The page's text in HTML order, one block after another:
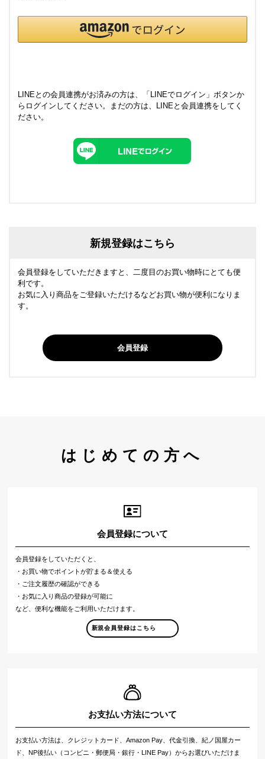
LINEとの会員連携がお済みの方は、「LINEでログイン」ボタンか
らログインしてください。まだの方は、
LINEと会員連携をしてく
ださい。
新規登録はこちら
会員登録をしていただきますと、二度目のお買い物時にとても便
利です。
お気に入り商品をご登録いただけるなどお買い物が便利になりま
す。
会員登録
はじめての方へ
会員登録について
会員登録をしていただくと、
・お買い物でポイントが貯まる＆使える
・ご注文履歴の確認ができる
・お気に入り商品の登録が可能に
など、便利な機能をご利用いただけます。
新規会員登録はこちら
お支払い方法について
お支払い方法は、クレジットカード、Amazon Pay、代金引換、紀ノ国屋カー
ド、NP後払い（コンビニ・郵便局・銀行・LINE Pay）からお選びいただけま